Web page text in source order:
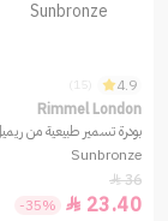
4.9
Rimmel London
Sunbronze
36

23.40

-35%